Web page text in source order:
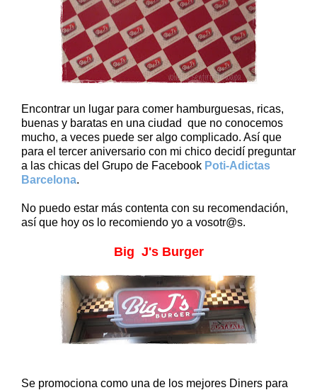
Encontrar un lugar para comer hamburguesas, ricas,
buenas y baratas en una ciudad que no conocemos
mucho, a veces puede ser algo complicado. Así que
para el tercer aniversario con mi chico decidí preguntar
a las chicas del Grupo de Facebook Poti-Adictas
Barcelona.
No puedo estar más contenta con su recomendación,
así que hoy os lo recomiendo yo a vosotr@s.
Big J's Burger
Se promociona como una de los mejores Diners para